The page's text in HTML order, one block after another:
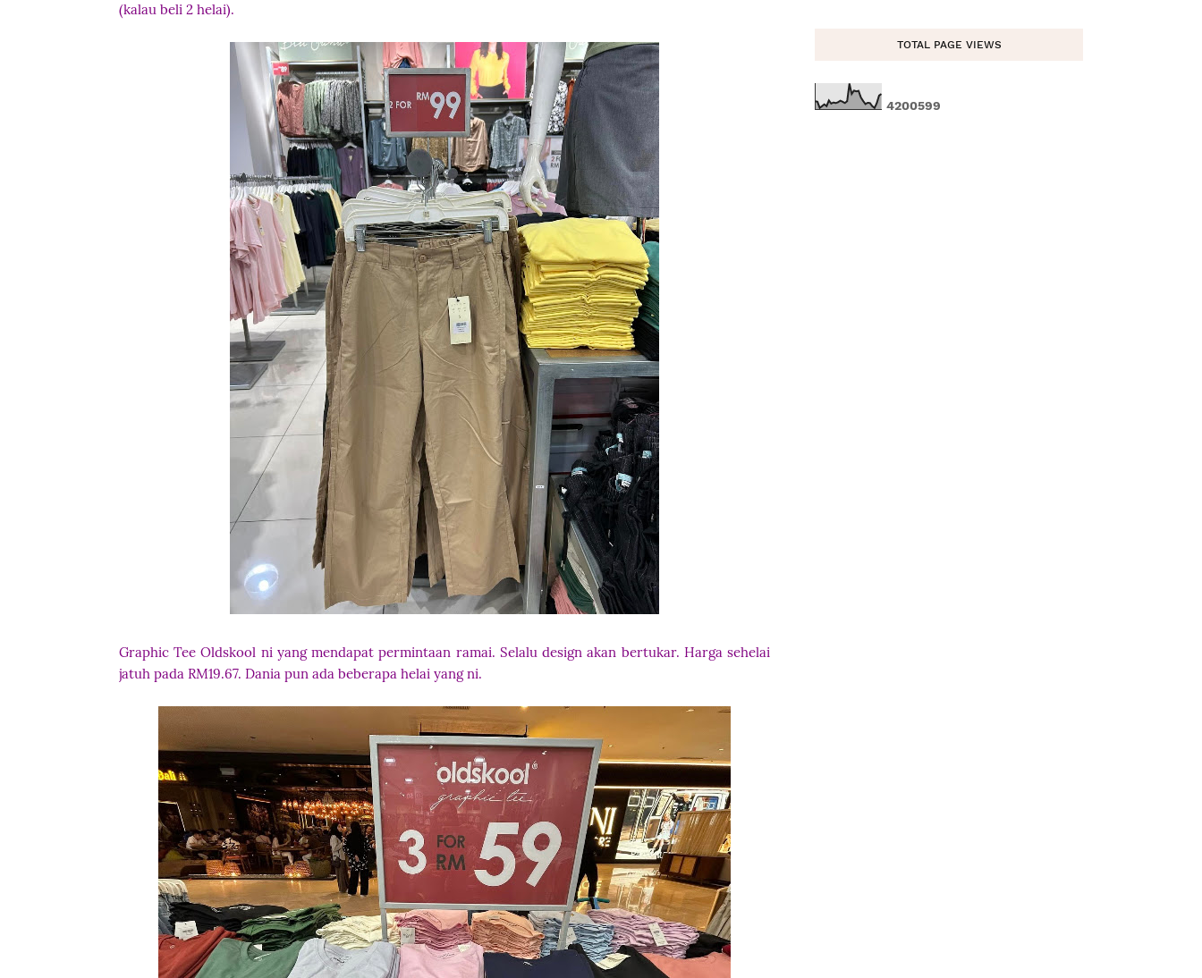
(kalau beli 2 helai).
Graphic Tee Oldskool ni yang mendapat permintaan ramai. Selalu design akan bertukar. Harga sehelai
jatuh pada RM19.67. Dania pun ada beberapa helai yang ni.
TOTAL PAGE VIEWS
4200599